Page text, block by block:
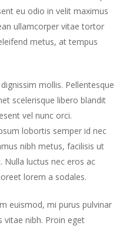
eu odio in velit maximus
ullamcorper vitae tortor
metus, at tempus
mollis. Pellentesque
scelerisque libero blandit
vel nunc orci.
lobortis semper id nec
nibh metus, facilisis ut
luctus nec eros ac
lorem a sodales.
euismod, mi purus pulvinar
nibh. Proin eget